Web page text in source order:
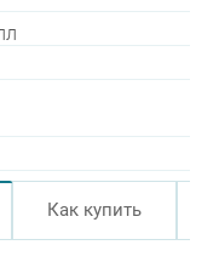
Как купить